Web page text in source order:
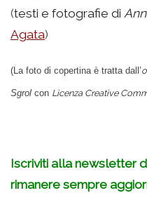
(testi e fotografie di
Agata)
(La foto di copertina è tratta dall’
Sgrol con Licenza Creative
Iscriviti alla newsletter
rimanere sempre